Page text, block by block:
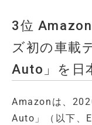
3位
ズ初の車載
Auto」を日
Amazonは、
Auto」（以下、